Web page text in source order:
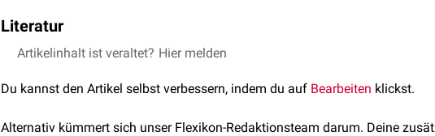
Literatur
Pithon et al.Perceptions of brachyfacial, mesofacial and dolichofacial
Artikelinhalt ist veraltet? Hier melden
Du kannst den Artikel selbst verbessern, indem du auf Bearbeiten klickst.
Alternativ kümmert sich unser Flexikon-Redaktionsteam darum. Deine